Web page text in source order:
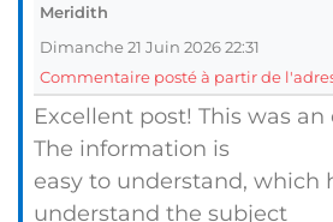
Meridith
Dimanche 21 Juin 2026 22:31
Commentaire posté à partir de
Excellent post! This was
The information is
easy to understand, which
understand the subject